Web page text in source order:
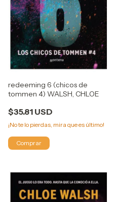
redeeming 6 (chicos de
tommen 4) WALSH, CHLOE
$35.81 USD
¡No te lo pierdas, mira que es último!